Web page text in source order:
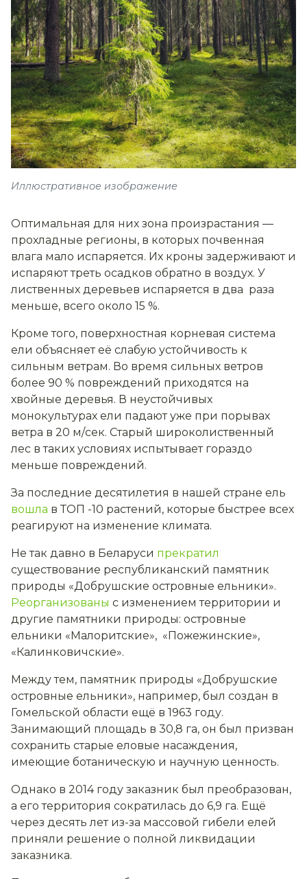
Иллюстративное изображение
Оптимальная для них зона произрастания —
прохладные регионы, в которых почвенная
влага мало испаряется. Их кроны задерживают и
испаряют треть осадков обратно в воздух. У
лиственных деревьев испаряется в два раза
меньше, всего около 15 %.
Кроме того, поверхностная корневая система
ели объясняет её слабую устойчивость к
сильным ветрам. Во время сильных ветров
более 90 % повреждений приходятся на
хвойные деревья. В неустойчивых
монокультурах ели падают уже при порывах
ветра в 20 м/сек. Старый широколиственный
лес в таких условиях испытывает гораздо
меньше повреждений.
За последние десятилетия в нашей стране ель
вошла в ТОП -10 растений, которые быстрее всех
реагируют на изменение климата.
Не так давно в Беларуси прекратил
существование республиканский памятник
природы «Добрушские островные ельники».
Реорганизованы с изменением территории и
другие памятники природы: островные
ельники «Малоритские», «Пожежинские»,
«Калинковичские».
Между тем, памятник природы «Добрушские
островные ельники», например, был создан в
Гомельской области ещё в 1963 году.
Занимающий площадь в 30,8 га, он был призван
сохранить старые еловые насаждения,
имеющие ботаническую и научную ценность.
Однако в 2014 году заказник был преобразован,
а его территория сократилась до 6,9 га. Ещё
через десять лет из-за массовой гибели елей
приняли решение о полной ликвидации
заказника.